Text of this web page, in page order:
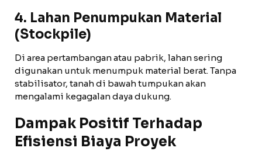
4. Lahan Penumpukan Material
(Stockpile)
Di area pertambangan atau pabrik, lahan sering
digunakan untuk menumpuk material berat. Tanpa
stabilisator, tanah di bawah tumpukan akan
mengalami kegagalan daya dukung.
Dampak Positif Terhadap
Efisiensi Biaya Proyek